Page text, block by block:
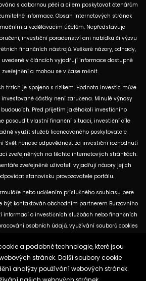
s odbornou péčí a cílem poskytovat čtenářům
informace. Obsah internetových stránek
a vzdělávacím účelům. Nepředstavuje
investiční poradenství ani nabídku či výzvu
finančních nástrojů. Veškeré názory, odhady,
uvedené v článcích vyjadřují informace dostupné
zveřejnění a mohou se v čase měnit.
trzích je spojeno s rizikem. Hodnota investic může
částky není zaručena. Minulé výnosy
Před přijetím jakéhokoli investičního
posoudit vlastní finanční situaci, investiční cíle
využít služeb licencovaného poskytovatele
Svět nenese odpovědnost za investiční rozhodnutí
zveřejněných na těchto internetových stránkách.
zveřejněné uživateli vyjadřují názory jejich
stanovisku provozovatele portálu.
nebo udělením příslušného souhlasu bere
být kontaktován obchodním partnerem Burzovního
informací o investičních službách nebo finančních
osobních údajů, využívání souborů cookies
stránkách. U jednotlivých článků mohou
zdrojích, datu původní analýzy nebo datu,
se vztahují uvedené tržní údaje.
a podobné technologie, které jsou
stránek. Další soubory cookie
analýzy používání webových stránek.